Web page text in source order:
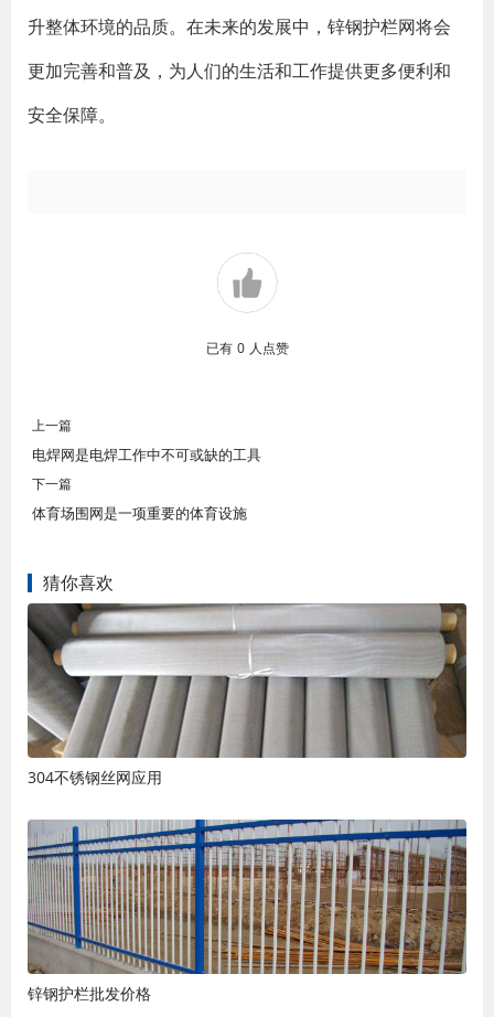
升整体环境的品质。在未来的发展中，锌钢护栏网将会
更加完善和普及，为人们的生活和工作提供更多便利和
安全保障。
已有 0 人点赞
上一篇
电焊网是电焊工作中不可或缺的工具
下一篇
体育场围网是一项重要的体育设施
猜你喜欢
304不锈钢丝网应用
锌钢护栏批发价格